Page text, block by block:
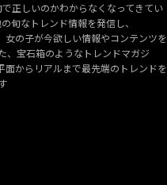
正しいのかわからなくなってきてい
旬なトレンド情報を発信し、
女の子が今欲しい情報やコンテンツを
、宝石箱のようなトレンドマガジ
面からリアルまで最先端のトレンドを